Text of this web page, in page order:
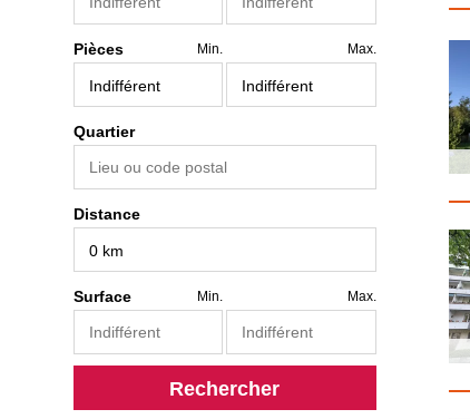
Pièces Min. Max.
Quartier
Distance
Surface Min. Max.
Rechercher